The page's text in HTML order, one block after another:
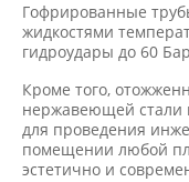
Гофрированные
жидкостями
гидроудары до 60
Кроме того,
нержавеющей стали
для проведения
помещении любой
эстетично и